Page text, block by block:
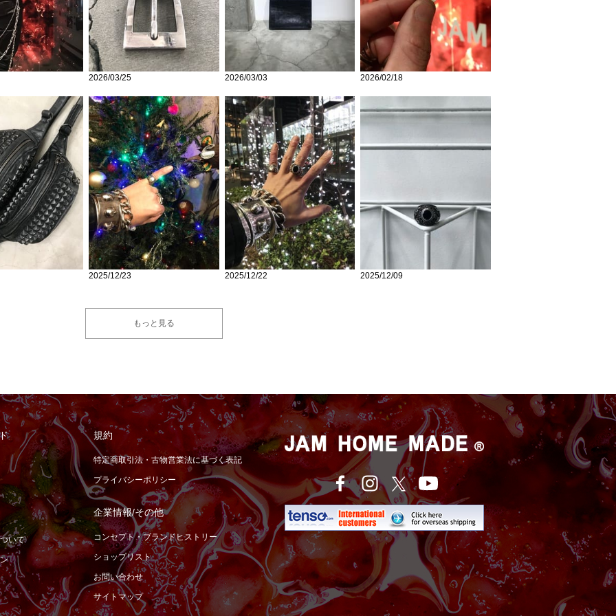
2026/03/25 2026/03/03 2026/02/18
2025/12/23 2025/12/22 2025/12/09
もっと見る
いて
規約
特定商取引法・古物営業法に基づく表記
プライバシーポリシー
企業情報/その他
コンセプト・ブランドヒストリー
ショップリスト
お問い合わせ
サイトマップ